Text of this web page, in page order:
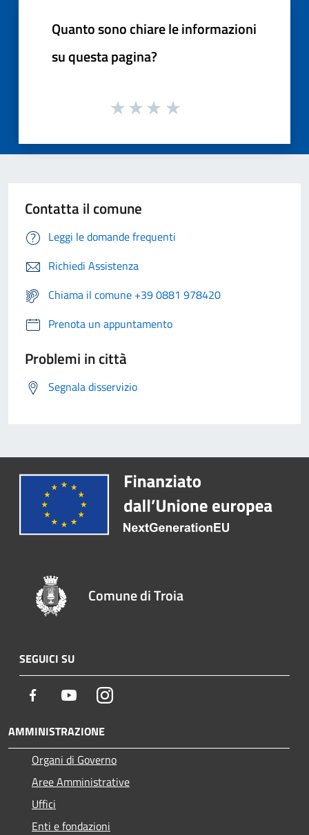
Quanto sono chiare le informazioni
su questa pagina?
Contatta il comune
Leggi le domande frequenti
Richiedi Assistenza
Chiama il comune +39 0881 978420
Prenota un appuntamento
Problemi in città
Segnala disservizio
Comune di Troia
SEGUICI SU
Facebook YoutubeInstagram
AMMINISTRAZIONE
Organi di Governo
Aree Amministrative
Uffici
Enti e fondazioni